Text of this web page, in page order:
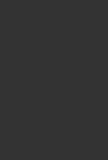
A nyelvileg-
nagyobb
a
törekedtünk,
iskolai
felsőoktatásban